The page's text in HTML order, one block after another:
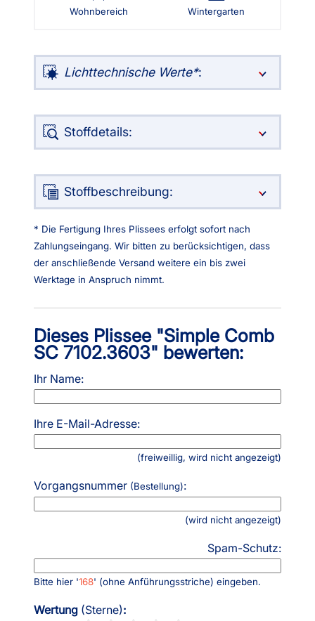
Wohnbereich Wintergarten
Lichttechnische Werte :
Stoffdetails:
Stoffbeschreibung:
* Die Fertigung Ihres Plissees erfolgt sofort nach
Zahlungseingang. Wir bitten zu berücksichtigen, dass
der anschließende Versand weitere ein bis zwei
Werktage in Anspruch nimmt.
Dieses Plissee "Simple Comb
SC 7102.3603" bewerten:
Ihr Name:
Ihre E-Mail-Adresse:
(freiweillig, wird nicht angezeigt)
Vorgangsnummer (Bestellung):
(wird nicht angezeigt)
Spam-Schutz:
Bitte hier '168' (ohne Anführungsstriche) eingeben.
Wertung (Sterne):